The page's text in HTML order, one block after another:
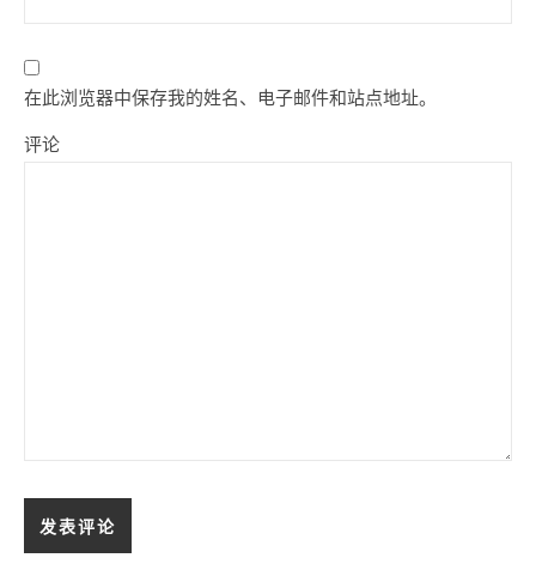
在此浏览器中保存我的姓名、电子邮件和站点地址。
评论